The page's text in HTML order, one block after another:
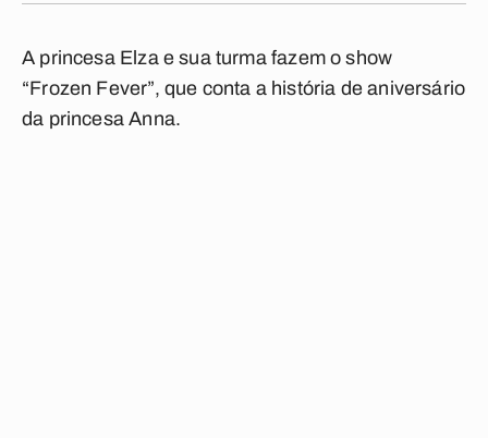
A princesa Elza e sua turma fazem o show
“Frozen Fever”, que conta a história de aniversário
da princesa Anna.